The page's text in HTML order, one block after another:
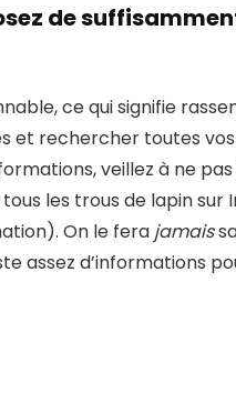
de
ce qui signifie
et rechercher toutes vos
veillez à ne
les trous de lapin sur
On le fera jamais
assez d’informations